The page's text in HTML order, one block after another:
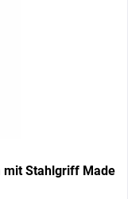
mit Stahlgriff Made